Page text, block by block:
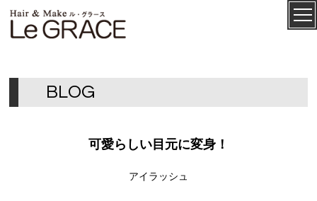
ル・グ
ラース
CONCEPT
BLOG
可愛らしい目元に変身！
アイラッシュ